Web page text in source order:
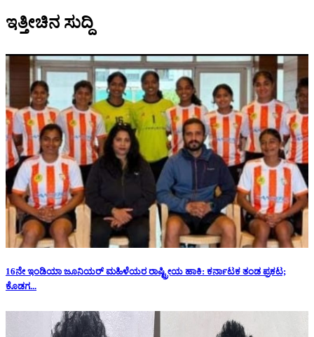
ಇತ್ತೀಚಿನ ಸುದ್ದಿ
16ನೇ ಇಂಡಿಯಾ ಜೂನಿಯರ್ ಮಹಿಳೆಯರ ರಾಷ್ಟ್ರೀಯ ಹಾಕಿ: ಕರ್ನಾಟಕ ತಂಡ ಪ್ರಕಟ;
ಕೊಡಗ...